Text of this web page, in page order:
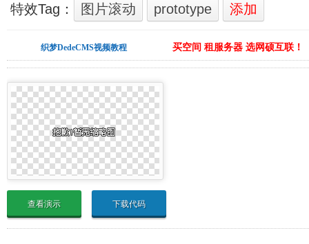
特效Tag： 图片滚动 prototype 添加
织梦DedeCMS视频教程 买空间 租服务器 选网硕互联！
查看演示 下载代码